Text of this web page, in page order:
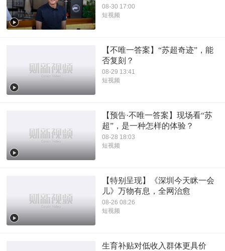
08-30 17:00
短视频
【不唯一答案】“苏超奇迹”，能
否复刻？
08-29 13:41
短视频
【预告·不唯一答案】现场看“苏
超”，是一种怎样的体验？
08-28 18:03
短视频
【特别呈现】《深圳今天眯一会
儿》万物有息，全网治愈
08-26 08:26
短视频
生育补贴对低收入群体更具价